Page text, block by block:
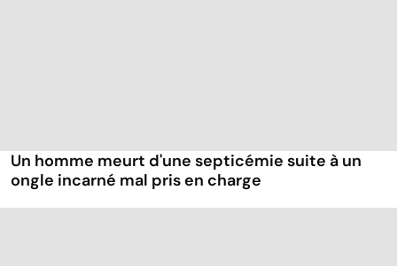
Un homme meurt d'une septicémie suite à un
ongle incarné mal pris en charge